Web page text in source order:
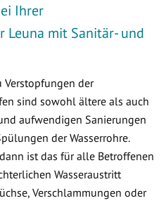
Ihrer
Leuna mit Sanitär- und
Verstopfungen der
sind sowohl ältere als auch
aufwendigen Sanierungen
der Wasserrohre.
ist das für alle Betroffenen
Wasseraustritt
Verschlammungen oder